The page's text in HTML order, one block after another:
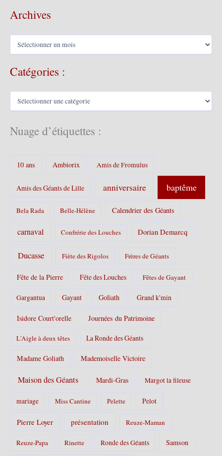
Archives
A
h
s
Catégories :
C
é
g
Nuage d’étiquettes :
10 ans Ambiorix Amis de Fromulus
Amis des Géants de Lille anniversaire baptême
Bela Rada Belle-Hélène Calendrier des Géants
carnaval Confrérie des Louches Dorian Demarcq
Ducasse Fiète des Rigolos Frères de Géants
Fête de la Pierre Fête des Louches Fêtes de Gayant
Gargantua Gayant Goliath Grand k'min
Isidore Court'orelle Journées du Patrimoine
L'Aigle à deux têtes La Ronde des Géants
Madame Goliath Mademoiselle Victoire
Maison des Géants Mardi-Gras Margot la fileuse
mariage Miss Cantine Pelette Pelot
Pierre Loyer présentation Reuze-Maman
Reuze-Papa Rinette Ronde des Géants Samson